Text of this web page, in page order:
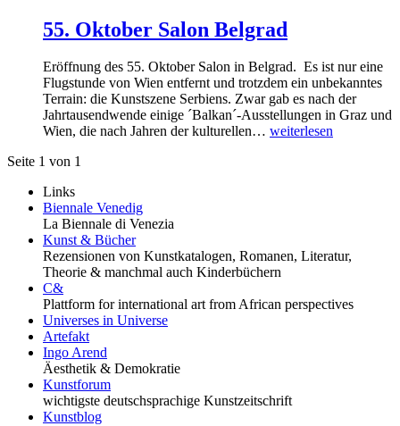
55. Oktober Salon Belgrad
Eröffnung des 55. Oktober Salon in Belgrad. Es ist nur eine
Flugstunde von Wien entfernt und trotzdem ein unbekanntes
Terrain: die Kunstszene Serbiens. Zwar gab es nach der
Jahrtausendwende einige ´Balkan´-Ausstellungen in Graz und
Wien, die nach Jahren der kulturellen… weiterlesen
Seite 1 von 1
Links
Biennale Venedig
La Biennale di Venezia
Kunst & Bücher
Rezensionen von Kunstkatalogen, Romanen, Literatur,
Theorie & manchmal auch Kinderbüchern
C&
Plattform for international art from African perspectives
Universes in Universe
Artefakt
Ingo Arend
Äesthetik & Demokratie
Kunstforum
wichtigste deutschsprachige Kunstzeitschrift
Kunstblog